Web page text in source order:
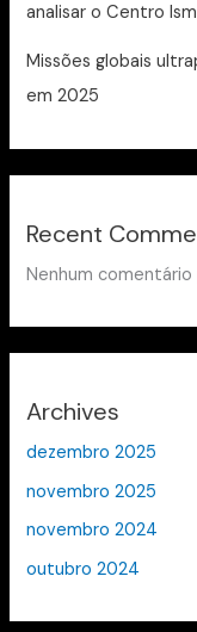
analisar o Centro
Missões globais
em 2025
Recent
Nenhum comentário
Archives
dezembro 2025
novembro 2025
novembro 2024
outubro 2024